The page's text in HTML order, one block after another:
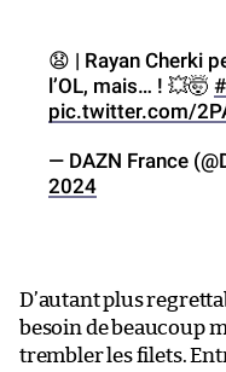
😧 | Rayan Cherki
l’OL, mais… ! 💥🤯
pic.twitter.com/
— DAZN France
2024
D’autant plus
besoin de beaucoup
trembler les filets.